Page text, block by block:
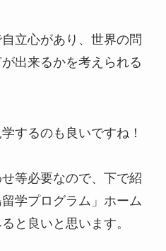
立心があり、世界の問
出来るかを考えられる
するのも良いですね！
等必要なので、下で紹
学プログラム」ホーム
と良いと思います。